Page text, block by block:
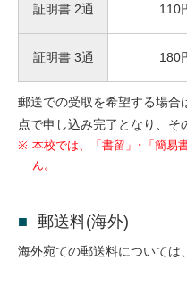
証明書 2通 110
証明書 3通 180
郵送での受取を希望する場合
点で申し込み完了となり、そ
※ 本校では、「書留」･「簡易
ん。
郵送料(海外)
海外宛ての郵送料については